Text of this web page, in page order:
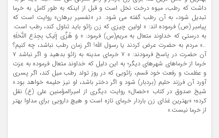
داشت که رطب، ميوه درخت نخل است و قبل از اينکه به طور کامل به خرما
تبديل شود، به آن رطب گفته مي شود. در «تفسير برهان» روايت است که
پيامبر (ص) فرموده اند: « اولين چيزي که زن زائو بايد تناول کند، رطب است.
به درستي که خداوند متعال به مريم(س) فرمود: « وَ هُزِّي إلَيکِ بِجِذع النَّخلَهِ
…» مردم به حضرت عرض کردند يا رسول الله! اگر زمان رطب نباشد، چه کنيم؟
آن حضرت در پاسخ فرمودند: « 7 خرماي مدينه به زائو بدهيد و اگر نباشد 7
خرما از خرماهاي شهرهاي ديگر؛ به اين دليل که خداوند متعال فرموده به عزت
و عظمت و رفعت خود قسم، زائويي که در روز تولد رطب ميل کند، اگر پسري
آورد آن فرزند حليم (بردبار) شود و اگر دختر باشد، او نيز حليمه خواهد بود.»
شيخ صدوق در کتاب «خصال» روايت ديگري از اميرالمؤمنين علي (ع) نقل
کرده؛ «بهترين غذاي زن باردار خرماي تازه است و هيچ دارويي براي مداوا بهتر
از خرما نيست.»